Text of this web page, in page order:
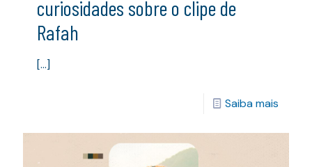
curiosidades sobre o clipe de
Rafah
[…]
Saiba mais